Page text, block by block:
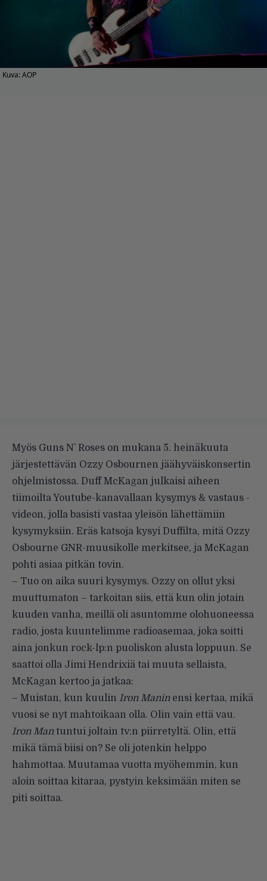
Kuva: AOP
Myös Guns N’ Roses on mukana 5. heinäkuuta
järjestettävän Ozzy Osbournen jäähyväiskonsertin
ohjelmistossa. Duff McKagan julkaisi aiheen
tiimoilta Youtube-kanavallaan kysymys & vastaus -
videon, jolla basisti vastaa yleisön lähettämiin
kysymyksiin. Eräs katsoja kysyi Duffilta, mitä Ozzy
Osbourne GNR-muusikolle merkitsee, ja McKagan
pohti asiaa pitkän tovin.
– Tuo on aika suuri kysymys. Ozzy on ollut yksi
muuttumaton – tarkoitan siis, että kun olin jotain
kuuden vanha, meillä oli asuntomme olohuoneessa
radio, josta kuuntelimme radioasemaa, joka soitti
aina jonkun rock-lp:n puoliskon alusta loppuun. Se
saattoi olla Jimi Hendrixiä tai muuta sellaista,
McKagan kertoo ja jatkaa:
– Muistan, kun kuulin Iron Maninensi kertaa, mikä
vuosi se nyt mahtoikaan olla. Olin vain että vau.
Iron Mantuntui joltain tv:n piirretyltä. Olin, että
mikä tämä biisi on? Se oli jotenkin helppo
hahmottaa. Muutamaa vuotta myöhemmin, kun
aloin soittaa kitaraa, pystyin keksimään miten se
piti soittaa.